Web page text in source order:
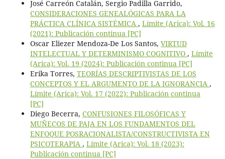
José Carreón Catalán, Sergio Padilla Garrido,
CONSIDERACIONES GENEALÓGICAS PARA LA
PRÁCTICA CLÍNICA SISTÉMICA , Límite (Arica): Vol. 16
(2021): Publicación continua [PC]
Oscar Eliezer Mendoza-De Los Santos, VIRTUD
INTELECTUAL Y DETERMINISMO COGNITIVO , Límite
(Arica): Vol. 19 (2024): Publicación continua [PC]
Erika Torres, TEORÍAS DESCRIPTIVISTAS DE LOS
CONCEPTOS Y EL ARGUMENTO DE LA IGNORANCIA ,
Límite (Arica): Vol. 17 (2022): Publicación continua
[PC]
Diego Becerra, CONFUSIONES FILOSÓFICAS Y
MUÑECOS DE PAJA EN LOS FUNDAMENTOS DEL
ENFOQUE POSRACIONALISTA/CONSTRUCTIVISTA EN
PSICOTERAPIA , Límite (Arica): Vol. 18 (2023):
Publicación continua [PC]